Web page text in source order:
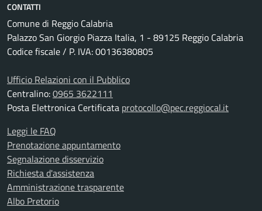
CONTATTI
Comune di Reggio Calabria
Palazzo San Giorgio Piazza Italia, 1 - 89125 Reggio Calabria
Codice fiscale / P. IVA: 00136380805
Ufficio Relazioni con il Pubblico
Centralino:0965 3622111
Posta Elettronica Certificata protocollo@pec.reggiocal.it
Leggi le FAQ
Prenotazione appuntamento
Segnalazione disservizio
Richiesta d'assistenza
Amministrazione trasparente
Albo Pretorio